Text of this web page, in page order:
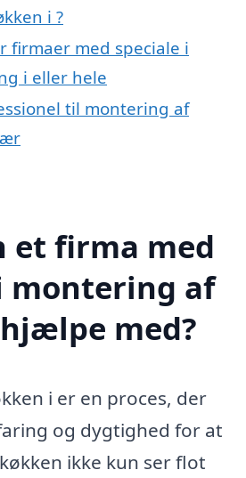
i ?
firmaer med speciale i
i eller hele
til montering af
et firma med
montering af
med?
i er en proces, der
og dygtighed for at
ikke kun ser flot